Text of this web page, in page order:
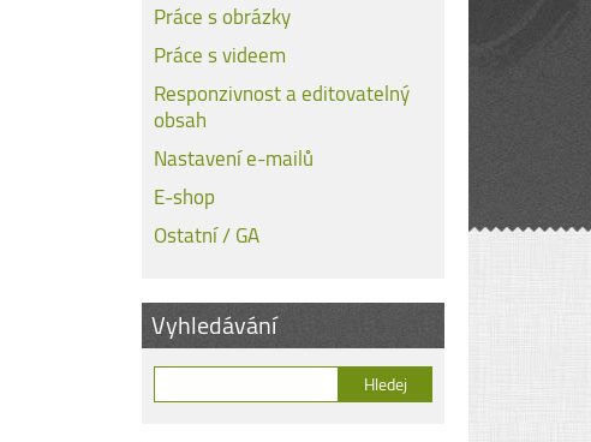
Práce s obrázky
Práce s videem
Responzivnost a editovatelný
obsah
Nastavení e-mailů
E-shop
Ostatní / GA
Vyhledávání